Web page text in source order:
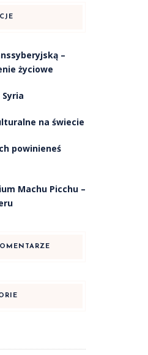
–
życiowe
na świecie
powinieneś
Machu Picchu –